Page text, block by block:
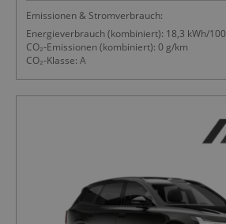
Emissionen & Stromverbrauch:
Energieverbrauch (kombiniert): 18,3 kWh/
CO₂-Emissionen (kombiniert): 0 g/km
CO₂-Klasse: A